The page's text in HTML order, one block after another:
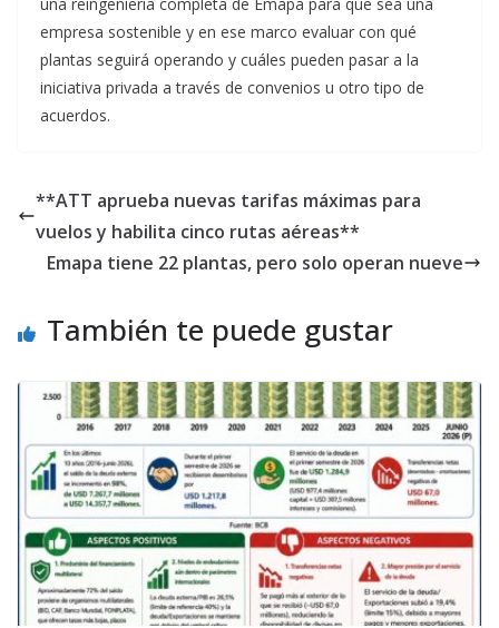
una reingeniería completa de Emapa para que sea una
empresa sostenible y en ese marco evaluar con qué
plantas seguirá operando y cuáles pueden pasar a la
iniciativa privada a través de convenios u otro tipo de
acuerdos.
**ATT aprueba nuevas tarifas máximas para
vuelos y habilita cinco rutas aéreas**
Emapa tiene 22 plantas, pero solo operan nueve
También te puede gustar